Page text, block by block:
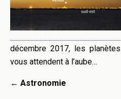
décembre 2017, les planètes
vous attendent à l’aube…
← Astronomie